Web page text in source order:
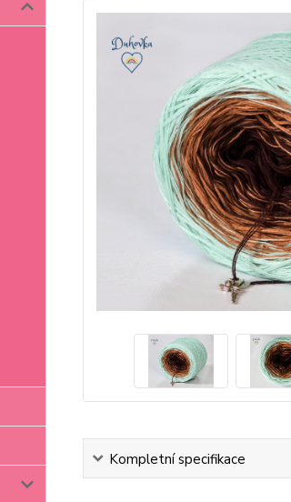
Kompletní specifikace